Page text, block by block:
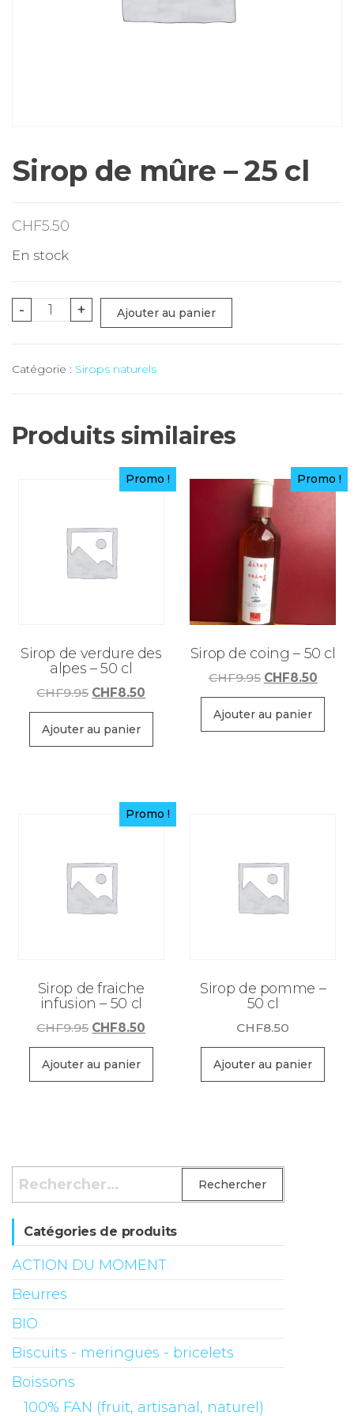
Sirop de mûre – 25 cl
CHF5.50
En stock
-
quantité
de
25
+ Ajouter au panier
Catégorie : Sirops naturels
Produits similaires
Promo !
Sirop de verdure des
alpes – 50 cl
CHF9.95 Le
prix
initial
était :
CHF8.50
prix
est :
Ajouter au panier
Promo !
Sirop de coing – 50 cl
CHF9.95 Le
prix
initial
était :
CHF8.50Le
prix
est :
Ajouter au panier
Promo !
Sirop de fraiche
infusion – 50 cl
CHF9.95 Le
prix
initial
était :
CHF8.50
prix
est :
Ajouter au panier
Sirop de pomme –
50 cl
CHF8.50
Ajouter au panier
Rechercher :
Catégories de produits
ACTION DU MOMENT
Beurres
BIO
Biscuits - meringues - bricelets
Boissons
100% FAN (fruit, artisanal, naturel)